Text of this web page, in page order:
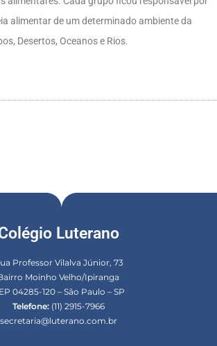
alimentar de um determinado ambiente da
Desertos, Oceanos e Rios.
Luterano
Professor Vilalva Júnior, 73
Moinho Velho/Ipiranga
04285-120 – São Paulo – SP
Telefone:(11) 2915-7966
secretaria@luterano.com.br